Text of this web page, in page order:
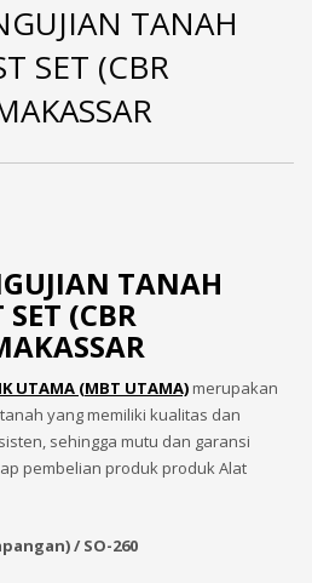
TANAH
SET (CBR
TANAH
SET (CBR
UTAMA (MBT UTAMA)merupakan
yang memiliki kualitas dan
sehingga mutu dan garansi
pembelian produk produk Alat
/ SO-260